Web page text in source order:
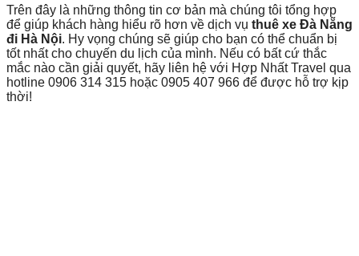
Trên đây là những thông tin cơ bản mà chúng tôi tổng hợp
để giúp khách hàng hiểu rõ hơn về dịch vụ thuê xe Đà Nẵng
đi Hà Nội. Hy vọng chúng sẽ giúp cho bạn có thể chuẩn bị
tốt nhất cho chuyến du lịch của mình. Nếu có bất cứ thắc
mắc nào cần giải quyết, hãy liên hệ với Hợp Nhất Travel qua
hotline 0906 314 315 hoặc 0905 407 966 để được hỗ trợ kịp
thời!